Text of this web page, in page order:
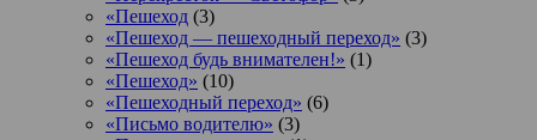
«Пешеход (3)
«Пешеход — пешеходный переход» (3)
«Пешеход будь внимателен!» (1)
«Пешеход» (10)
«Пешеходный переход» (6)
«Письмо водителю» (3)